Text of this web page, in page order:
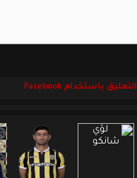
التعليق باستخدام Facebook